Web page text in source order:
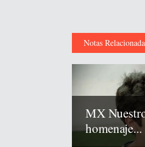
Notas
MX
homenaje...